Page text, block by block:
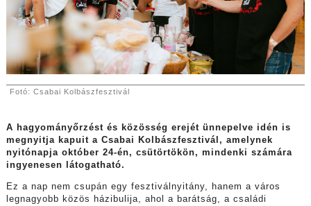
Fotó: Csabai Kolbászfesztivál
A hagyományőrzést és közösség erejét ünnepelve idén is
megnyitja kapuit a Csabai Kolbászfesztivál, amelynek
nyitónapja október 24-én, csütörtökön, mindenki számára
ingyenesen látogatható.
Ez a nap nem csupán egy fesztiválnyitány, hanem a város
legnagyobb közös házibulija, ahol a barátság, a családi